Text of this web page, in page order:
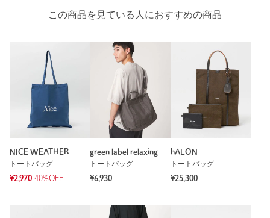
この商品を見ている人におすすめの商品
NICE WEATHER
トートバッグ
¥2,970 40%OFF
green label relaxing
トートバッグ
¥6,930
hALON
トートバッグ
¥25,300